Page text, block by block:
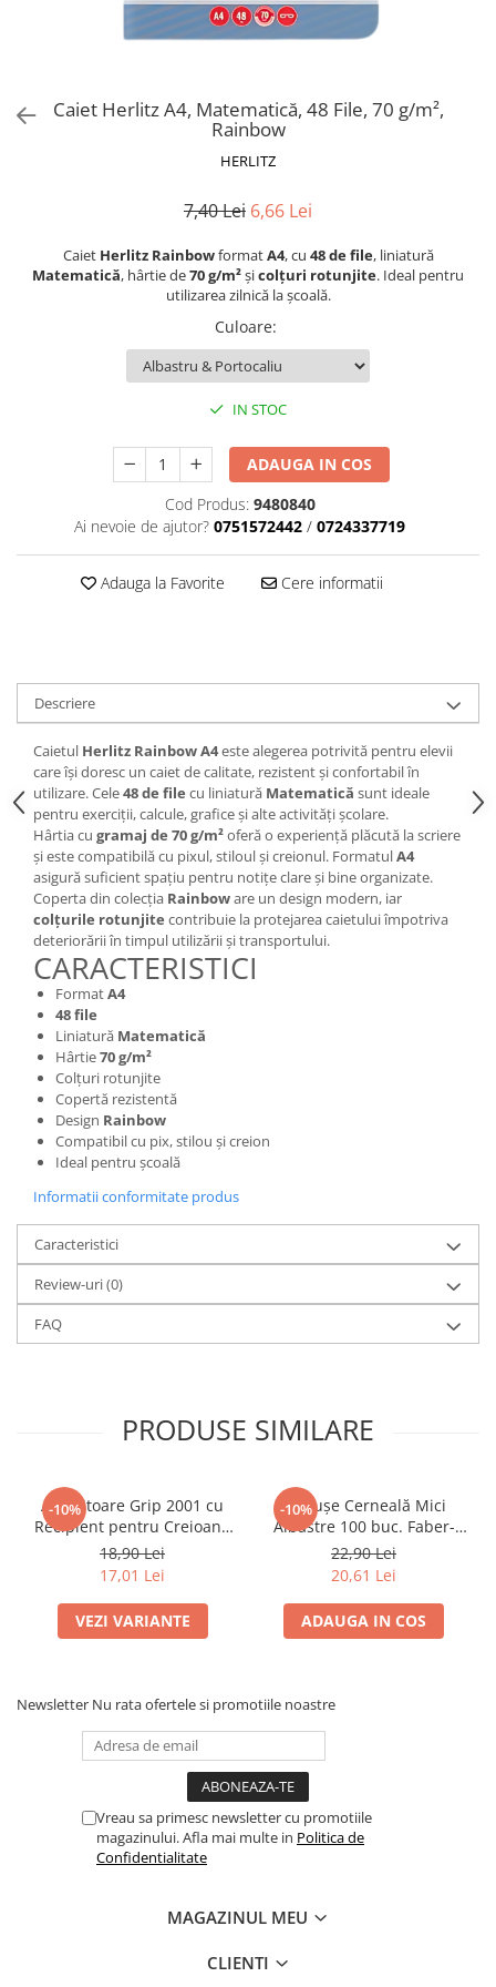
Blocuri de desen
Caiete cu Spirală
Caiete Studențești
Caiete Tip I
Creioane cerate
Creioane colorate
Creioane mecanice
Pixuri
Rezerve stilouri
Rollere
Stilouri
Măsurare și trasare
Rigle
Organizare și Arhivare
Accesorii de organizare
Bibliorafturi
Caiete mecanice
Clipboard-uri
Dosare Carton
Dosare Plastic
Folii de protecție
Mape
Penare
Penare cu doua compartimente
Penare cu trei compartimente
Penare cu un compartiment
Penare echipate
Penare neechipate
Pictură și desen
Accesorii pentru pictură
Pensule
Plastilină
Tempera și Guașe
Tăiere și lipire
Caiet Herlitz A4, Matematică, 48 File, 70 g/m²,
Rainbow
HERLITZ
7,40 Lei 6,66 Lei
Caiet Herlitz RainbowformatA4, cu 48 de file, liniatură
Matematică, hârtie de70 g/m²șicolțuri rotunjite. Ideal pentru
utilizarea zilnică la școală.
Culoare:
IN STOC
ADAUGA IN COS
Cod Produs: 9480840
Ai nevoie de ajutor? 0751572442 / 0724337719
Adauga la Favorite Cere informatii
Descriere
Caietul Herlitz Rainbow A4este alegerea potrivită pentru elevii
care își doresc un caiet de calitate, rezistent și confortabil în
utilizare. Cele48 de file cu liniatură Matematică sunt ideale
pentru exerciții, calcule, grafice și alte activități școlare.
Hârtia cu gramaj de 70 g/m²oferă o experiență plăcută la scriere
și este compatibilă cu pixul, stiloul și creionul. FormatulA4
asigură suficient spațiu pentru notițe clare și bine organizate.
Coperta din colecția Rainboware un design modern, iar
colțurile rotunjite contribuie la protejarea caietului împotriva
deteriorării în timpul utilizării și transportului.
CARACTERISTICI
FormatA4
48 file
Liniatură Matematică
Hârtie70 g/m²
Colțuri rotunjite
Copertă rezistentă
Design Rainbow
Compatibil cu pix, stilou și creion
Ideal pentru școală
Informatii conformitate produs
Caracteristici
Review-uri(0)
FAQ
PRODUSE SIMILARE
-10%
Ascuțitoare Grip 2001 cu
Recipient pentru Creioane
Standard și Jumbo Faber-
Castell
18,90 Lei
17,01 Lei
VEZI VARIANTE
-10%
Cartușe Cerneală Mici
Albastre 100 buc. Faber-
Castell
22,90 Lei
20,61 Lei
ADAUGA IN COS
Newsletter Nu rata ofertele si promotiile noastre
Vreau sa primesc newsletter cu promotiile
magazinului. Afla mai multe in Politica de
Confidentialitate
MAGAZINUL MEU
CLIENTI